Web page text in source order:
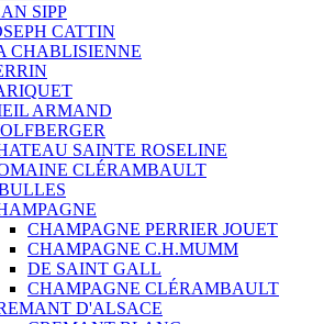
SIPP
CATTIN
CHABLISIENNE
ARMAND
SAINTE ROSELINE
CLÉRAMBAULT
CHAMPAGNE PERRIER JOUET
CHAMPAGNE C.H.MUMM
DE SAINT GALL
CHAMPAGNE CLÉRAMBAULT
D'ALSACE